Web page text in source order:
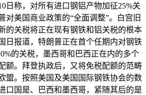
日称，对所有进口钢铝产物加征25%关
对美国商业政策的“全面调整”。白宫旧
的关税将正在现有钢铁和铝关税的根本
日报道，特朗普正在首个任期内对钢铁
的关税，墨西哥和巴西正在内的多个
额。拜登执政后，又将免税配额的范畴
盟。按照美国及美国国际钢铁协会的数
口国是、巴西和墨西哥，紧随其后的是